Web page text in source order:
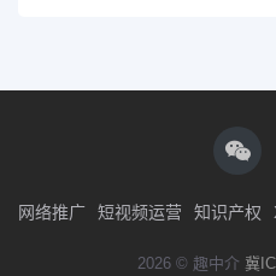
网络推广 短视频运营 知识产权
2026 © 趣中介 冀